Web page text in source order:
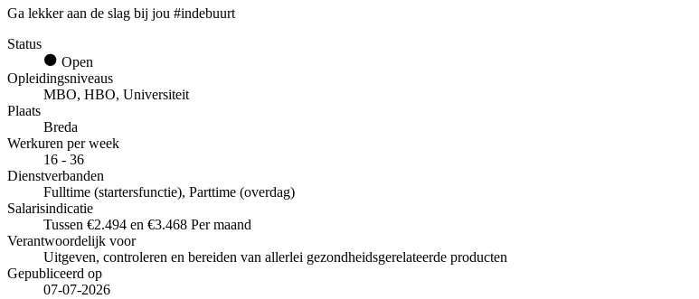
Ga lekker aan de slag bij jou #indebuurt
Status
Open
Opleidingsniveaus
MBO, HBO, Universiteit
Plaats
Breda
Werkuren per week
16 - 36
Dienstverbanden
Fulltime (startersfunctie), Parttime (overdag)
Salarisindicatie
Tussen €2.494 en €3.468 Per maand
Verantwoordelijk voor
Uitgeven, controleren en bereiden van allerlei gezondheidsgerelateerde producten
Gepubliceerd op
07-07-2026